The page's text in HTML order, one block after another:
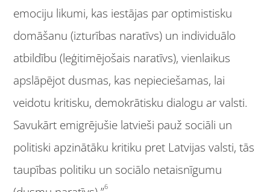
emociju likumi, kas iestājas par optimistisku
domāšanu (izturības naratīvs) un individuālo
atbildību (leģitimējošais naratīvs), vienlaikus
apslāpējot dusmas, kas nepieciešamas, lai
veidotu kritisku, demokrātisku dialogu ar valsti.
Savukārt emigrējušie latvieši pauž sociāli un
politiski apzinātāku kritiku pret Latvijas valsti, tās
taupības politiku un sociālo netaisnīgumu
6